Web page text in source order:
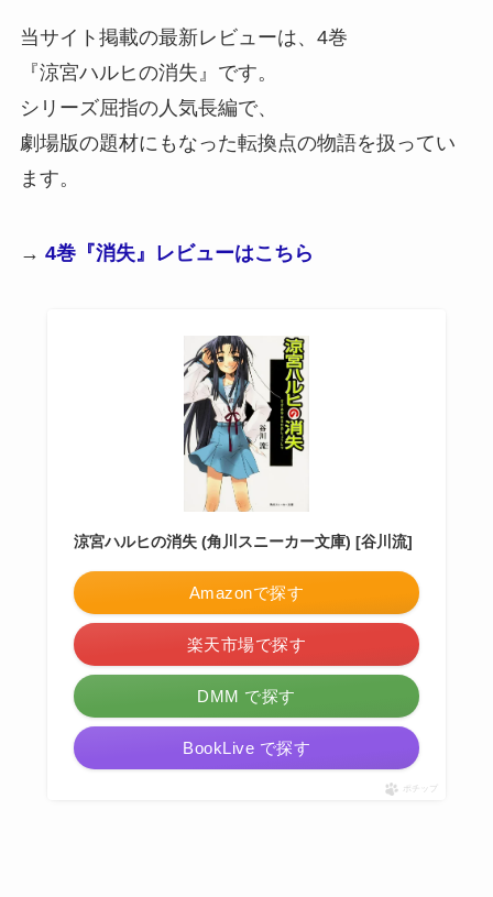
当サイト掲載の最新レビューは、 4巻
『涼宮ハルヒの消失』 です。
シリーズ屈指の人気長編で、
劇場版の題材にもなった転換点の物語を扱ってい
ます。
→ 4巻『消失』 レビューはこちら
涼宮ハルヒの消失 (角川スニーカー文庫) [谷川流]
Amazonで探す
楽天市場で探す
DMM で探す
BookLive で探す
ポチップ